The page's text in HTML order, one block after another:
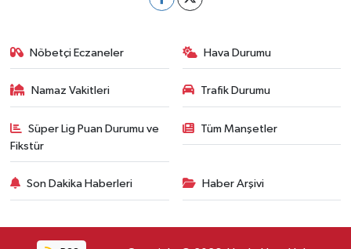
Nöbetçi Eczaneler Hava Durumu
Namaz Vakitleri Trafik Durumu
Süper Lig Puan Durumu ve
Fikstür
Tüm Manşetler
Son Dakika Haberleri Haber Arşivi